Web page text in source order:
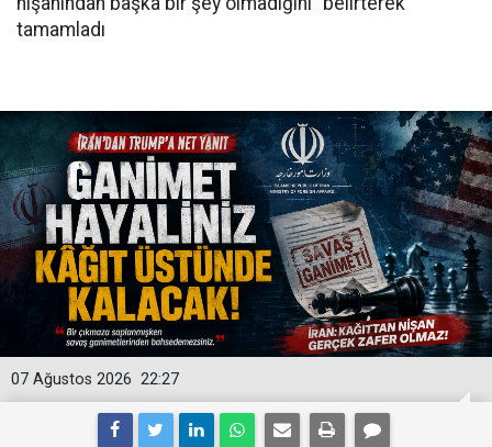
tamamladı
22:27
07 Ağustos 2026